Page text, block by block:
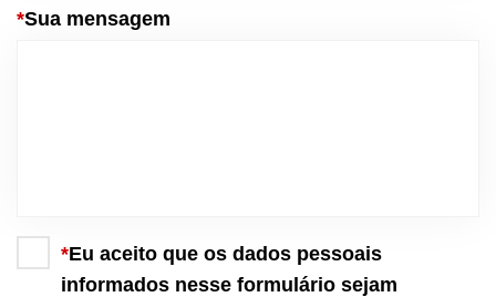
*Sua mensagem
*Eu aceito que os dados pessoais
informados nesse formulário sejam